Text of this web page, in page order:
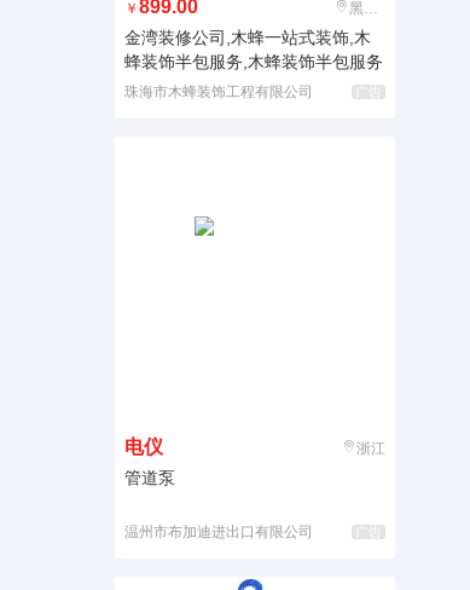
￥ 899.00 黑龙江
金湾装修公司,木蜂一站式装饰,木
蜂装饰半包服务,木蜂装饰半包服务
珠海市木蜂装饰工程有限公司 广告
电仪 浙江
管道泵
温州市布加迪进出口有限公司 广告